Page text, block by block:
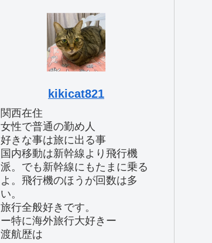
kikicat821
関西在住
女性で普通の勤め人
好きな事は旅に出る事
国内移動は新幹線より飛行機
派。でも新幹線にもたまに乗る
よ。飛行機のほうが回数は多
い。
旅行全般好きです。
ー特に海外旅行大好きー
渡航歴は